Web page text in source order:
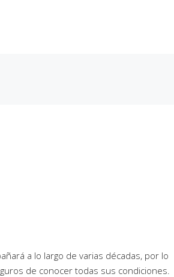
a lo largo de varias décadas, por lo
de conocer todas sus condiciones.